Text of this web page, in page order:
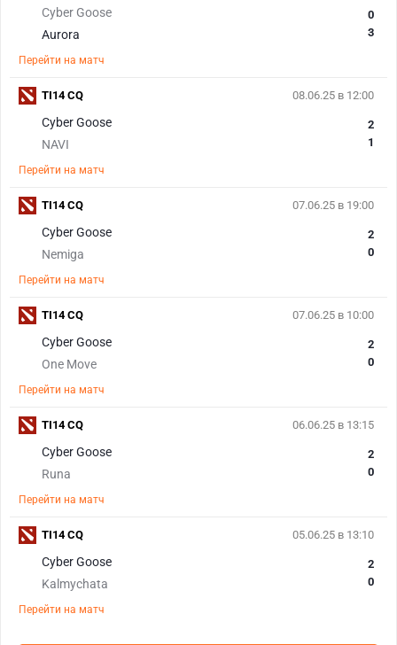
Cyber Goose
Aurora
0
3
Перейти на матч
08.06.25 в 12:00
Cyber Goose
NAVI
2
1
Перейти на матч
TI14 CQ
07.06.25 в 19:00
Cyber Goose
Nemiga
2
0
Перейти на матч
TI14 CQ
07.06.25 в 10:00
Cyber Goose
One Move
2
0
Перейти на матч
TI14 CQ
06.06.25 в 13:15
Cyber Goose
Runa
2
0
Перейти на матч
TI14 CQ
05.06.25 в 13:10
Cyber Goose
Kalmychata
2
0
Перейти на матч
TI14 CQ